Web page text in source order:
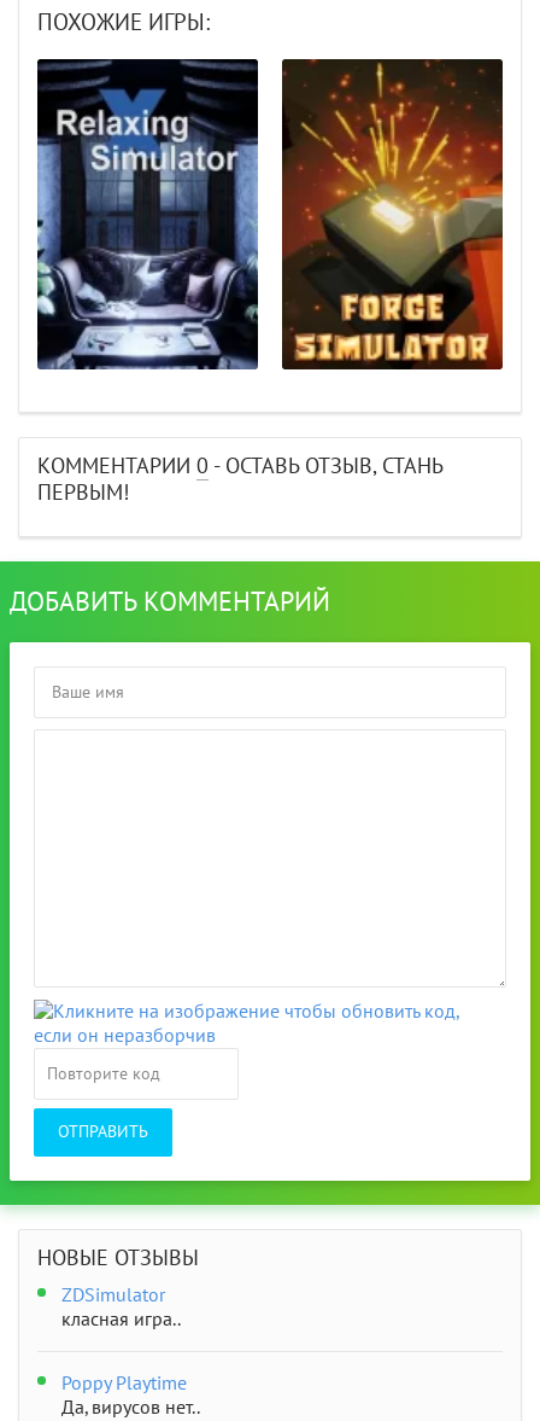
ПОХОЖИЕ ИГРЫ:
КОММЕНТАРИИ 0 - ОСТАВЬ ОТЗЫВ, СТАНЬ
ПЕРВЫМ!
ДОБАВИТЬ КОММЕНТАРИЙ
ОТПРАВИТЬ
НОВЫЕ ОТЗЫВЫ
ZDSimulator
класная игра..
Poppy Playtime
Да, вирусов нет..